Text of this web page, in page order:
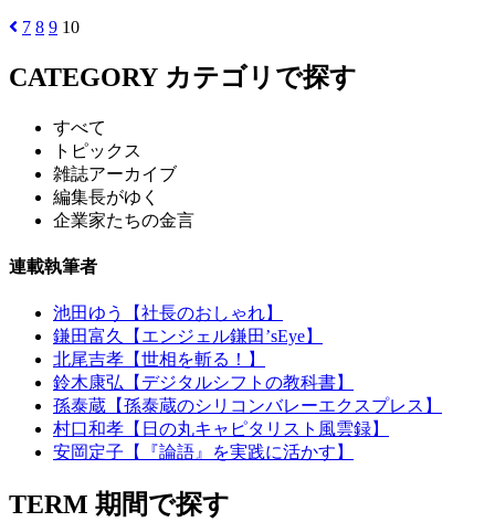
7 8 9 10
CATEGORY カテゴリで探す
すべて
トピックス
雑誌アーカイブ
編集長がゆく
企業家たちの金言
連載執筆者
池田ゆう【社長のおしゃれ】
鎌田富久【エンジェル鎌田’sEye】
北尾吉孝【世相を斬る！】
鈴木康弘【デジタルシフトの教科書】
孫泰蔵【孫泰蔵のシリコンバレーエクスプレス】
村口和孝【日の丸キャピタリスト風雲録】
安岡定子【『論語』を実践に活かす】
TERM 期間で探す